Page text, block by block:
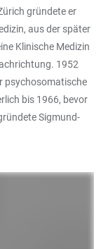
gründete er
aus der später
Klinische Medizin
1952
psychosomatische
bis 1966, bevor
Sigmund-